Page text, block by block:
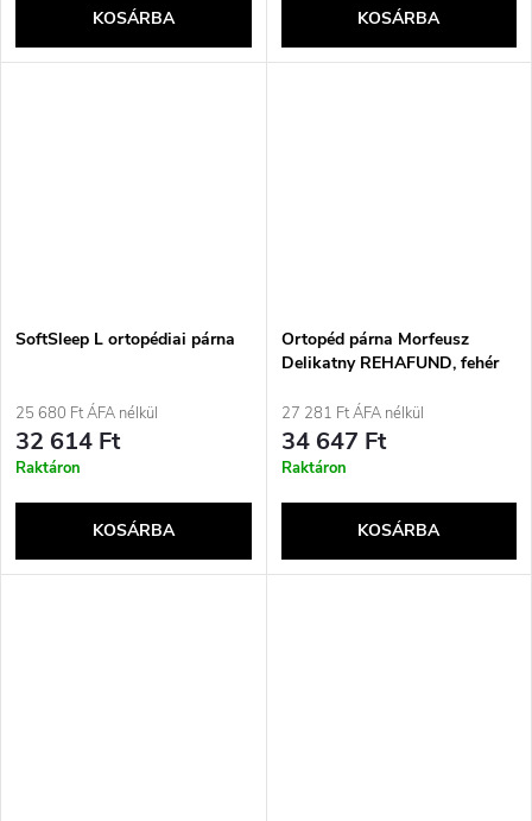
KOSÁRBA KOSÁRBA
SoftSleep L ortopédiai párna
25 680 Ft ÁFA nélkül
32 614 Ft
Raktáron
KOSÁRBA
Ortopéd párna Morfeusz
Delikatny REHAFUND, fehér
27 281 Ft ÁFA nélkül
34 647 Ft
Raktáron
KOSÁRBA